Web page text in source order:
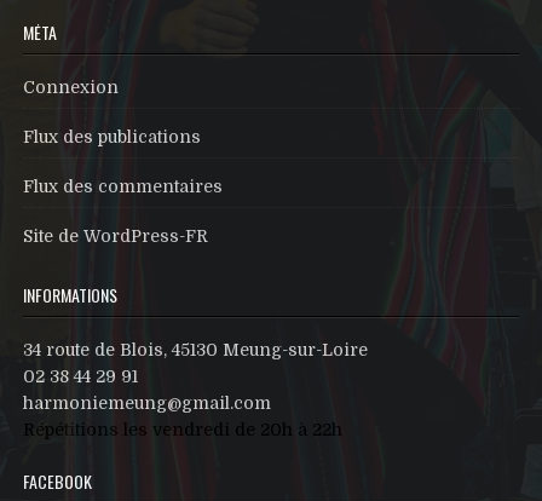
MÉTA
Connexion
Flux des publications
Flux des commentaires
Site de WordPress-FR
INFORMATIONS
34 route de Blois, 45130 Meung-sur-Loire
02 38 44 29 91
harmoniemeung@gmail.com
Répétitions les vendredi de 20h à 22h
FACEBOOK